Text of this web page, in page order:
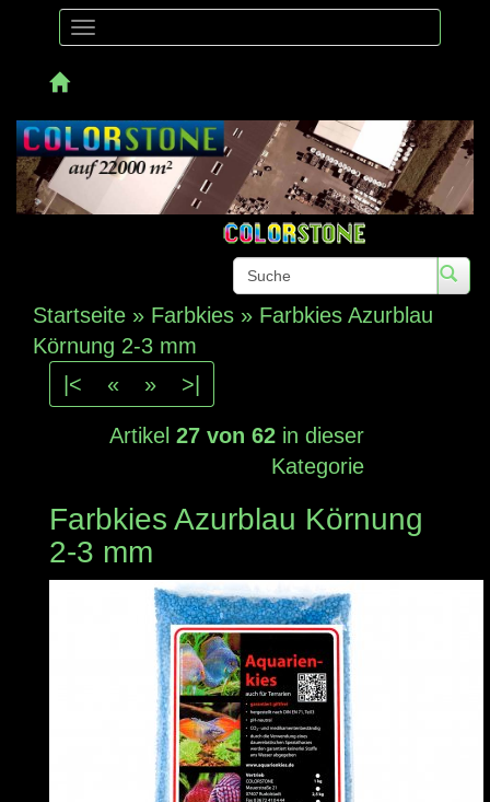
Toggle
Startseite » Farbkies » Farbkies Azurblau
Körnung 2-3 mm
|<
« » >|
Artikel27 von 62 in dieser
Kategorie
Farbkies Azurblau Körnung
2-3 mm